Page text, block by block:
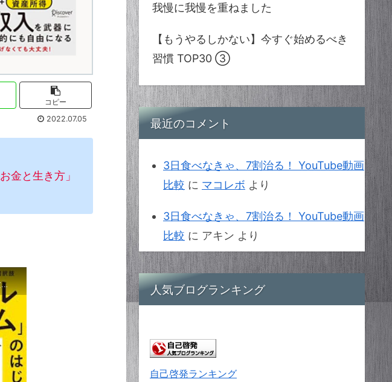
コピー
2022.07.05
金と生き方」
【ベストセラー】「「パラレルインカム」のはじめ方 私たちの新しい「お金と生き方」の選択肢 」を世界一わかりやすく要約してみた【本要約】
我慢に我慢を重ねました
【もうやるしかない】今すぐ始めるべき
習慣 TOP30 ③
最近のコメント
3日食べなきゃ、7割治る！ YouTube動画
比較 に マコレボ より
3日食べなきゃ、7割治る！ YouTube動画
比較 に アキン より
人気ブログランキング
自己啓発ランキング